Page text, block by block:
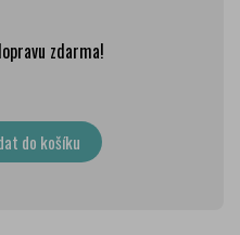
zdarma!
zdarma
79 Kč
do košíku